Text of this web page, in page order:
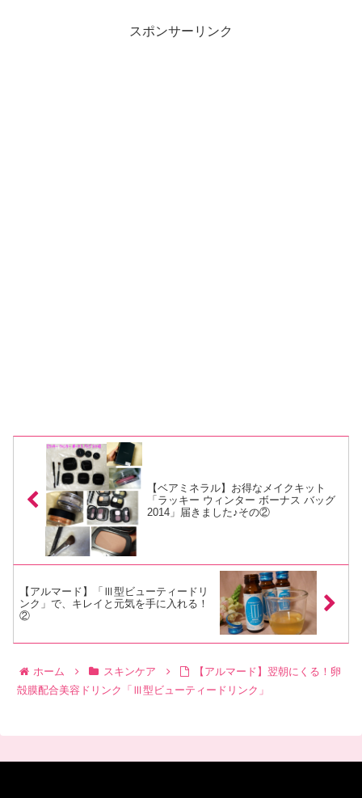
スポンサーリンク
【ベアミネラル】お得なメイクキット
「ラッキー ウィンター ボーナス バッグ
2014」届きました♪その②
【アルマード】「Ⅲ型ビューティードリ
ンク」で、キレイと元気を手に入れる！
②
ホーム スキンケア
【アルマード】翌朝にくる！卵
殻膜配合美容ドリンク「Ⅲ型ビューティードリンク」